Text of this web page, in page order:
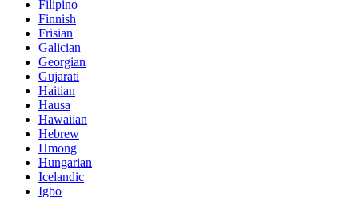
Filipino
Finnish
Frisian
Galician
Georgian
Gujarati
Haitian
Hausa
Hawaiian
Hebrew
Hmong
Hungarian
Icelandic
Igbo